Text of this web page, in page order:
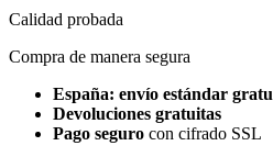
Calidad probada
Compra de manera segura
España: envío estándar
Devoluciones gratuitas
Pago seguro con cifrado SSL